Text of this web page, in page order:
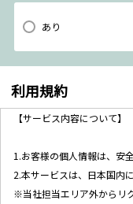
あり
利用規約
【サービス内容について】
1.お客様の個人情報は、安
2.本サービスは、日本国内
※当社担当エリア外からリ